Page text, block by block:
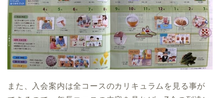
また、入会案内は全コースのカリキュラムを見る事が